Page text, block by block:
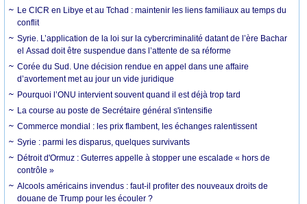
Le CICR en Libye et au Tchad : maintenir les liens familiaux au temps du
conflit
Syrie. L’application de la loi sur la cybercriminalité datant de l’ère Bachar
el Assad doit être suspendue dans l’attente de sa réforme
Corée du Sud. Une décision rendue en appel dans une affaire
d’avortement met au jour un vide juridique
Pourquoi l’ONU intervient souvent quand il est déjà trop tard
La course au poste de Secrétaire général s'intensifie
Commerce mondial : les prix flambent, les échanges ralentissent
Syrie : parmi les disparus, quelques survivants
Détroit d'Ormuz : Guterres appelle à stopper une escalade « hors de
contrôle »
Alcools américains invendus : faut-il profiter des nouveaux droits de
douane de Trump pour les écouler ?